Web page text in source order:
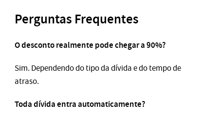
Perguntas Frequentes
O desconto realmente pode chegar a 90%?
Sim. Dependendo do tipo da dívida e do tempo de
atraso.
Toda dívida entra automaticamente?